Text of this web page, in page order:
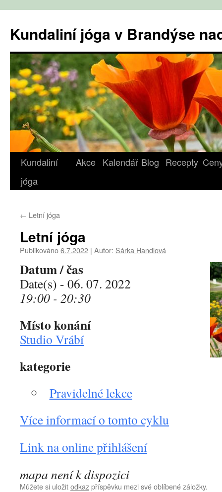
obsahu
webu
Kundaliní jóga v Brandýse
Kundaliní
jóga
Akce Kalendář Blog Recepty
← Letní jóga
Letní jóga
Publikováno6.7.2022 | Autor: Šárka Handlová
Datum / čas
Date(s) - 06. 07. 2022
19:00 - 20:30
Místo konání
Studio Vrábí
kategorie
Pravidelné lekce
Více informací o tomto cyklu
Link na online přihlášení
mapa není k dispozici
Můžete si uložitodkazpříspěvku mezi své oblíbené záložky.